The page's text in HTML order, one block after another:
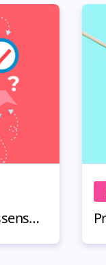
Gute Website, schlechte Website – Wissenswert für Nicht-Designer